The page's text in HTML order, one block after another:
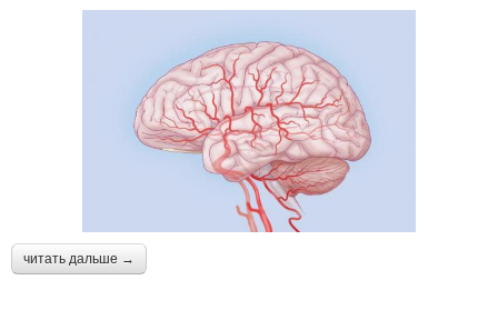
читать дальше →